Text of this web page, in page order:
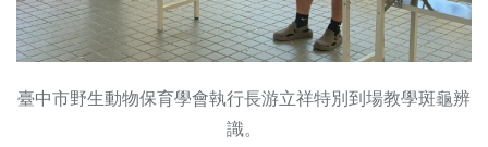
臺中市野生動物保育學會執行長游立祥特別到場教學斑龜辨
識。